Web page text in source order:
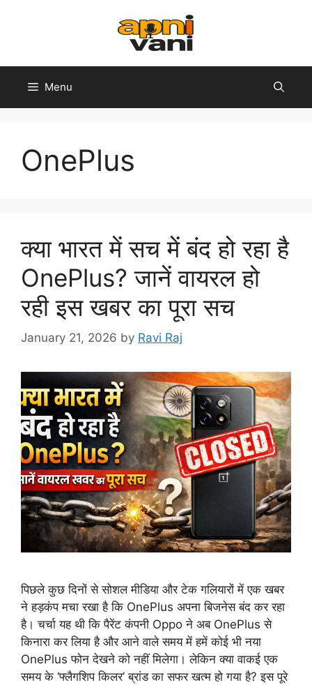
Menu
OnePlus
क्या भारत में सच में बंद हो रहा है
OnePlus? जानें वायरल हो
रही इस खबर का पूरा सच
January 21, 2026 by Ravi Raj
पिछले कुछ दिनों से सोशल मीडिया और टेक गलियारों में एक खबर
ने हड़कंप मचा रखा है कि OnePlus अपना बिजनेस बंद कर रहा
है। चर्चा यह थी कि पैरेंट कंपनी Oppo ने अब OnePlus से
किनारा कर लिया है और आने वाले समय में हमें कोई भी नया
OnePlus फोन देखने को नहीं मिलेगा। लेकिन क्या वाकई एक
समय के ‘फ्लैगशिप किलर’ ब्रांड का सफर खत्म हो गया है? इस पूरे